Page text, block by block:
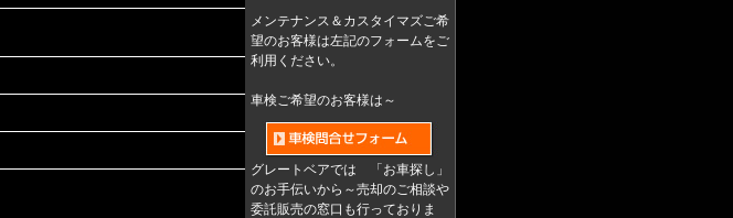
メンテナンス＆カスタイマズご希
望のお客様は左記のフォームをご
利用ください。
車検ご希望のお客様は～
グレートベアでは 「お車探し」
のお手伝いから～売却のご相談や
委託販売の窓口も行っておりま